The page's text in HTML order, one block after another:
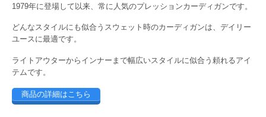
1979年に登場して以来、常に人気のプレッションカーディガンです。
どんなスタイルにも似合うスウェット時のカーディガンは、デイリー
ユースに最適です。
ライトアウターからインナーまで幅広いスタイルに似合う頼れるアイ
テムです。
商品の詳細はこちら